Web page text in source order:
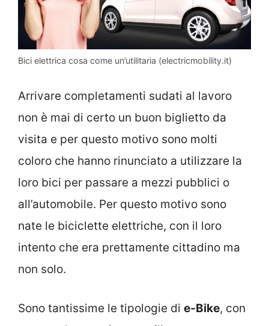
Bici elettrica cosa come un’utilitaria (electricmobility.it)
Arrivare completamenti sudati al lavoro
non è mai di certo un buon biglietto da
visita e per questo motivo sono molti
coloro che hanno rinunciato a utilizzare la
loro bici per passare a mezzi pubblici o
all’automobile. Per questo motivo sono
nate le biciclette elettriche, con il loro
intento che era prettamente cittadino ma
non solo.
Sono tantissime le tipologie di e-Bike, con